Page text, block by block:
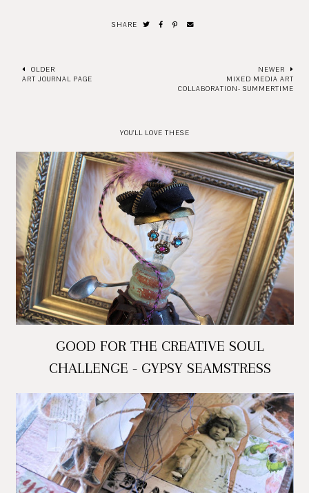
SHARE
OLDER
ART JOURNAL PAGE
NEWER
MIXED MEDIA ART
COLLABORATION- SUMMERTIME
YOU'LL LOVE THESE
GOOD FOR THE CREATIVE SOUL
CHALLENGE - GYPSY SEAMSTRESS